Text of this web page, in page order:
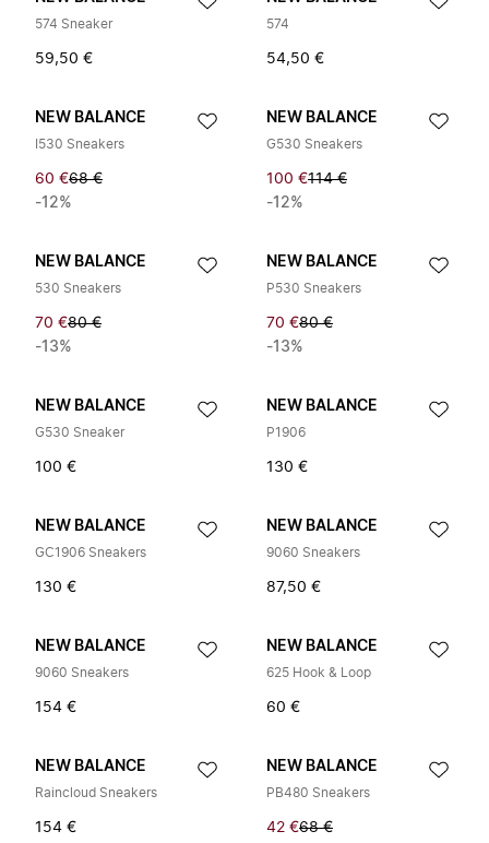
574 Sneaker
59,50 €
574
54,50 €
NEW BALANCE
I530 Sneakers
60 €68 €
-12%
NEW BALANCE
G530 Sneakers
100 €114 €
-12%
NEW BALANCE
530 Sneakers
70 €80 €
-13%
NEW BALANCE
P530 Sneakers
70 €80 €
-13%
NEW BALANCE
G530 Sneaker
100 €
NEW BALANCE
P1906
130 €
NEW BALANCE
GC1906 Sneakers
130 €
NEW BALANCE
9060 Sneakers
87,50 €
NEW BALANCE
9060 Sneakers
154 €
NEW BALANCE
625 Hook & Loop
60 €
NEW BALANCE
Raincloud Sneakers
154 €
NEW BALANCE
PB480 Sneakers
42 €68 €